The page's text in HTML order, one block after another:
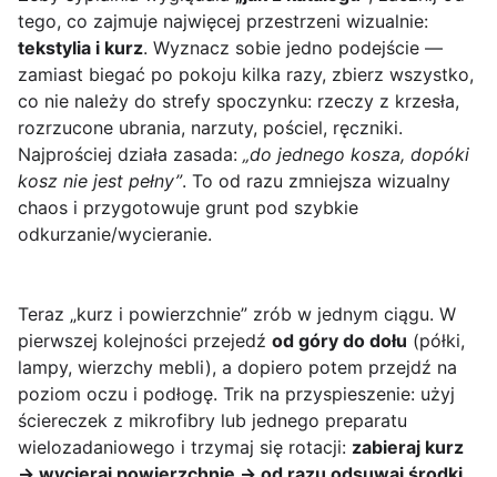
tego, co zajmuje najwięcej przestrzeni wizualnie:
tekstylia i kurz. Wyznacz sobie jedno podejście —
zamiast biegać po pokoju kilka razy, zbierz wszystko,
co nie należy do strefy spoczynku: rzeczy z krzesła,
rozrzucone ubrania, narzuty, pościel, ręczniki.
Najprościej działa zasada: „do jednego kosza, dopóki
kosz nie jest pełny”. To od razu zmniejsza wizualny
chaos i przygotowuje grunt pod szybkie
odkurzanie/wycieranie.
Teraz „kurz i powierzchnie” zrób w jednym ciągu. W
pierwszej kolejności przejedź od góry do dołu (półki,
lampy, wierzchy mebli), a dopiero potem przejdź na
poziom oczu i podłogę. Trik na przyspieszenie: użyj
ściereczek z mikrofibry lub jednego preparatu
wielozadaniowego i trzymaj się rotacji: zabieraj kurz